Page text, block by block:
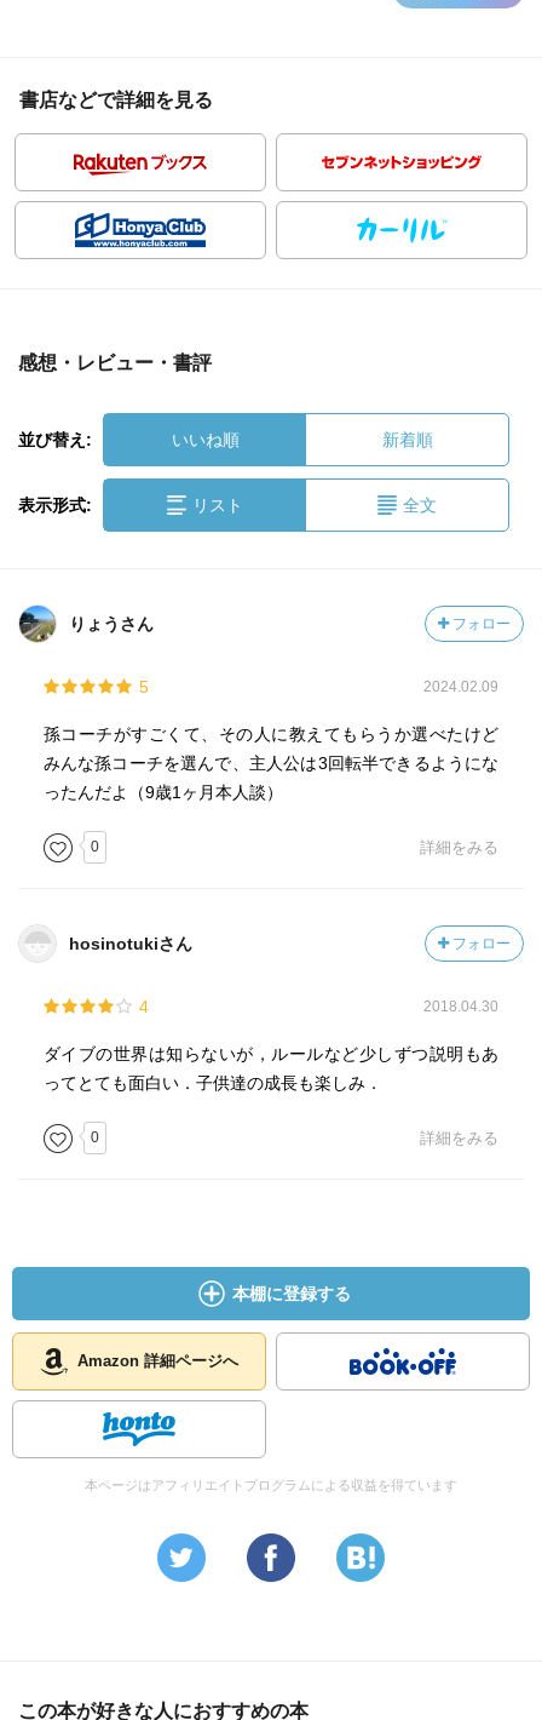
書店などで詳細を見る
感想・レビュー・書評
並び替え: いいね順 新着順
表示形式: リスト 全文
りょうさん フォロー
5 2024.02.09
孫コーチがすごくて、その人に教えてもらうか選べたけど
みんな孫コーチを選んで、主人公は3回転半できるようにな
ったんだよ（9歳1ヶ月本人談）
0 詳細をみる
hosinotukiさん フォロー
4 2018.04.30
ダイブの世界は知らないが，ルールなど少しずつ説明もあ
ってとても面白い．子供達の成長も楽しみ．
0 詳細をみる
本棚に登録する
Amazon 詳細ページへ
本ページはアフィリエイトプログラムによる収益を得ています
この本が好きな人におすすめの本